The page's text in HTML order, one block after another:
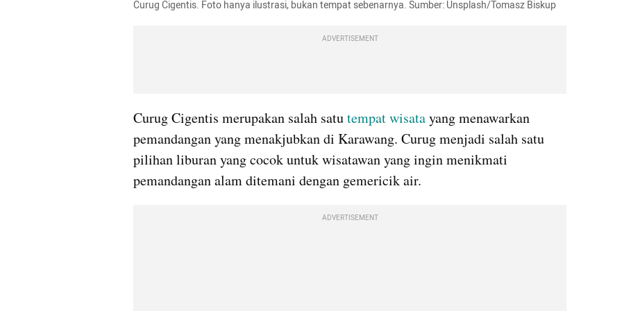
Curug Cigentis. Foto hanya ilustrasi, bukan tempat sebenarnya. Sumber: Unsplash/Tomasz Biskup
ADVERTISEMENT
Curug Cigentis merupakan salah satu tempat wisata yang menawarkan
pemandangan yang menakjubkan di Karawang. Curug menjadi salah satu
pilihan liburan yang cocok untuk wisatawan yang ingin menikmati
pemandangan alam ditemani dengan gemericik air.
ADVERTISEMENT